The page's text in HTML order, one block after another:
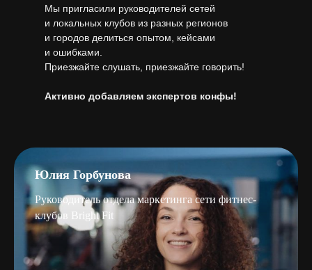
Мы пригласили руководителей сетей
и локальных клубов из разных регионов
и городов делиться опытом, кейсами
и ошибками.
Приезжайте слушать, приезжайте говорить!
Активно добавляем экспертов конфы!
Юлия Горбунова
Руководитель отдела маркетинга сети фитнес-
клубов Bright Fit